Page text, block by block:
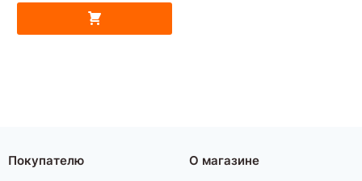
Покупателю О магазине